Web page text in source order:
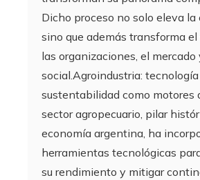
Dicho proceso no solo eleva la
sino que además transforma
las organizaciones, el
social.Agroindustria:
sustentabilidad como motores
sector agropecuario, pilar
economía argentina, ha
herramientas tecnológicas
su rendimiento y mitigar